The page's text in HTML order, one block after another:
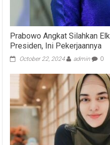
Prabowo Angkat Silahkan
Presiden, Ini Pekerjaannya
October 22, 2024 admin 0